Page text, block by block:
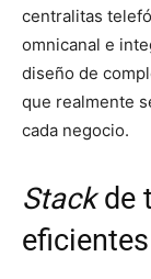
centralitas
omnicanal e
diseño de
que realmente
cada negocio.
Stackde
eficientes